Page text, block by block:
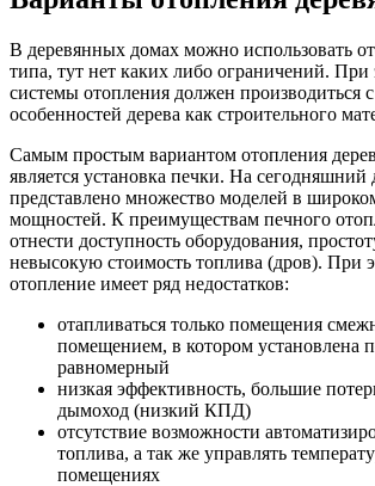
В деревянных домах можно использовать
типа, тут нет каких либо ограничений.
системы отопления должен производиться
особенностей дерева как строительного
Самым простым вариантом отопления
является установка печки. На сегодняшний
представлено множество моделей в
мощностей. К преимуществам печного
отнести доступность оборудования,
невысокую стоимость топлива (дров). При
отопление имеет ряд недостатков:
отапливаться только помещения
помещением, в котором установлена
равномерный
низкая эффективность, большие
дымоход (низкий КПД)
отсутствие возможности
топлива, а так же управлять
помещениях